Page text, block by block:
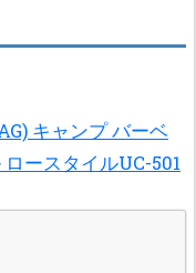
キャンプ バーベ
ースタイルUC-501